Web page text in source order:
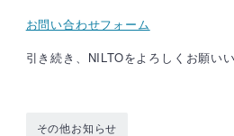
お問い合わせフォーム
引き続き、NILTOをよろしくお願いい
その他お知らせ